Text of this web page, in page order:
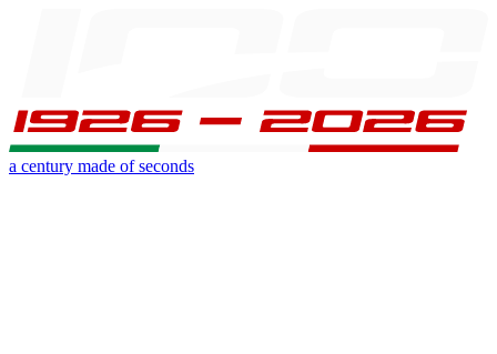
a century made of seconds